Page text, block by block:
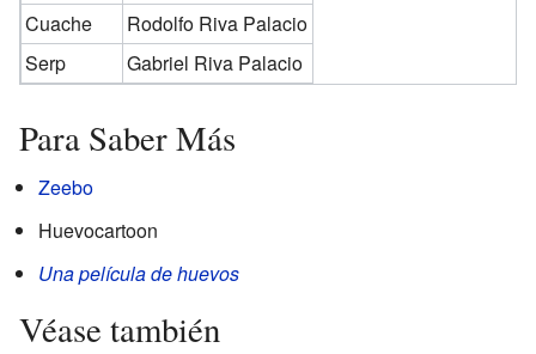
Cuache
Rodolfo Riva Palacio
Serp
Gabriel Riva Palacio
Para Saber Más
Zeebo
Huevocartoon
Una película de huevos
Véase también